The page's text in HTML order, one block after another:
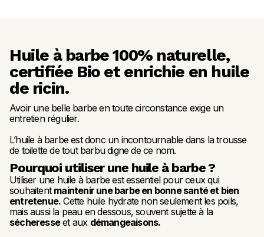
Huile à barbe 100% naturelle,
certifiée Bio et enrichie en huile
de ricin.
Avoir une belle barbe en toute circonstance exige un
entretien régulier.
L’huile à barbe est donc un incontournable dans la trousse
de toilette de tout barbu digne de ce nom.
Pourquoi utiliser une huile à barbe ?
Utiliser une huile à barbe est essentiel pour ceux qui
souhaitent maintenir une barbe en bonne santé et bien
entretenue. Cette huile hydrate non seulement les poils,
mais aussi la peau en dessous, souvent sujette à la
sécheresse et aux démangeaisons.